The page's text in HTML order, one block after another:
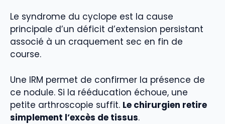
Le syndrome du cyclope est la cause
principale d’un déficit d’extension persistant
associé à un craquement sec en fin de
course.
Une IRM permet de confirmer la présence de
ce nodule. Si la rééducation échoue, une
petite arthroscopie suffit. Le chirurgien retire
simplement l’excès de tissus.